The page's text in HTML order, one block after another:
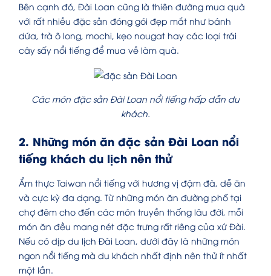
Bên cạnh đó, Đài Loan cũng là thiên đường mua quà
với rất nhiều đặc sản đóng gói đẹp mắt như bánh
dứa, trà ô long, mochi, kẹo nougat hay các loại trái
cây sấy nổi tiếng để mua về làm quà.
Các món đặc sản Đài Loan nổi tiếng hấp dẫn du
khách.
2. Những món ăn đặc sản Đài Loan nổi
tiếng khách du lịch nên thử
Ẩm thực Taiwan nổi tiếng với hương vị đậm đà, dễ ăn
và cực kỳ đa dạng. Từ những món ăn đường phố tại
chợ đêm cho đến các món truyền thống lâu đời, mỗi
món ăn đều mang nét đặc trưng rất riêng của xứ Đài.
Nếu có dịp du lịch Đài Loan, dưới đây là những món
ngon nổi tiếng mà du khách nhất định nên thử ít nhất
một lần.